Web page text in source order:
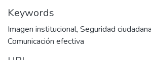
Keywords
Imagen institucional, Seguridad ciudadana
Comunicación efectiva